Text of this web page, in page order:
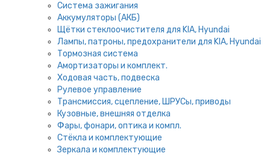
Система зажигания
Аккумуляторы (АКБ)
Щётки стеклоочистителя для KIA, Hyundai
Лампы, патроны, предохранители для KIA, Hyundai
Тормозная система
Амортизаторы и комплект.
Ходовая часть, подвеска
Рулевое управление
Трансмиссия, сцепление, ШРУСы, приводы
Кузовные, внешняя отделка
Фары, фонари, оптика и компл.
Стёкла и комплектующие
Зеркала и комплектующие